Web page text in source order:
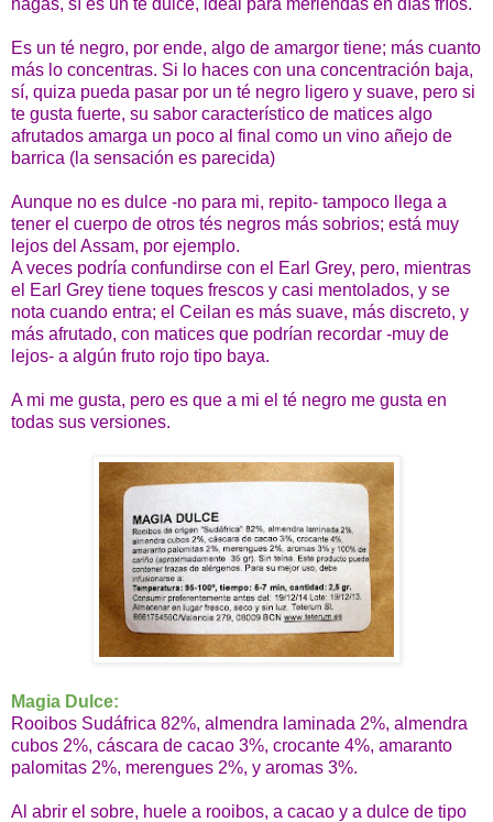
Es un té negro, por ende, algo de amargor tiene; más cuanto
más lo concentras. Si lo haces con una concentración baja,
sí, quiza pueda pasar por un té negro ligero y suave, pero si
te gusta fuerte, su sabor característico de matices algo
afrutados amarga un poco al final como un vino añejo de
barrica (la sensación es parecida)
Aunque no es dulce -no para mi, repito- tampoco llega a
tener el cuerpo de otros tés negros más sobrios; está muy
lejos del Assam, por ejemplo.
A veces podría confundirse con el Earl Grey, pero, mientras
el Earl Grey tiene toques frescos y casi mentolados, y se
nota cuando entra; el Ceilan es más suave, más discreto, y
más afrutado, con matices que podrían recordar -muy de
lejos- a algún fruto rojo tipo baya.
A mi me gusta, pero es que a mi el té negro me gusta en
todas sus versiones.
Magia Dulce:
Rooibos Sudáfrica 82%, almendra laminada 2%, almendra
cubos 2%, cáscara de cacao 3%, crocante 4%, amaranto
palomitas 2%, merengues 2%, y aromas 3%.
Al abrir el sobre, huele a rooibos, a cacao y a dulce de tipo